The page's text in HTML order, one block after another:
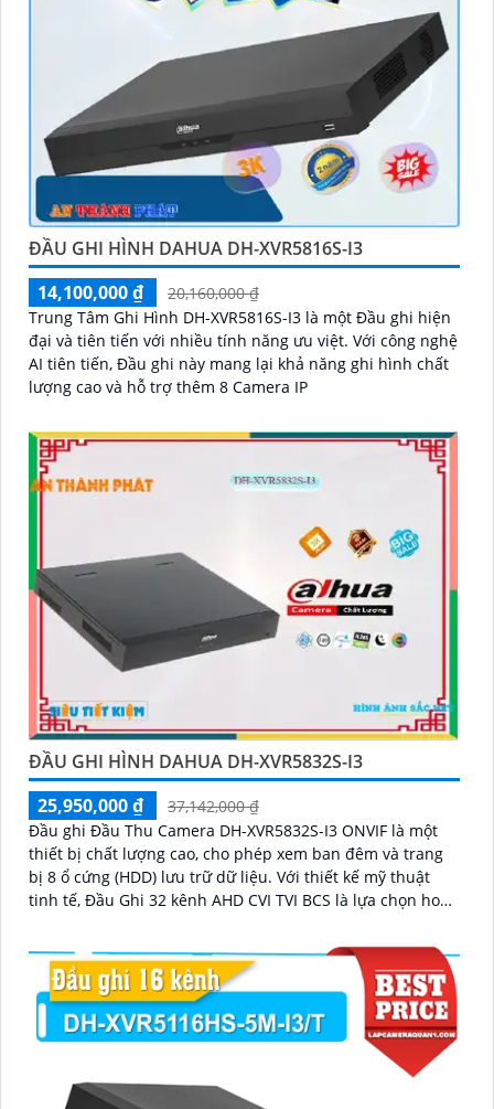
ĐẦU GHI HÌNH DAHUA DH-XVR5816S-I3
14,100,000 ₫
20,160,000 ₫
Trung Tâm Ghi Hình DH-XVR5816S-I3 là một Đầu ghi hiện
đại và tiên tiến với nhiều tính năng ưu việt. Với công nghệ
AI tiên tiến, Đầu ghi này mang lại khả năng ghi hình chất
lượng cao và hỗ trợ thêm 8 Camera IP
ĐẦU GHI HÌNH DAHUA DH-XVR5832S-I3
25,950,000 ₫
37,142,000 ₫
Đầu ghi Đầu Thu Camera DH-XVR5832S-I3 ONVIF là một
thiết bị chất lượng cao, cho phép xem ban đêm và trang
bị 8 ổ cứng (HDD) lưu trữ dữ liệu. Với thiết kế mỹ thuật
tinh tế, Đầu Ghi 32 kênh AHD CVI TVI BCS là lựa chọn hoàn